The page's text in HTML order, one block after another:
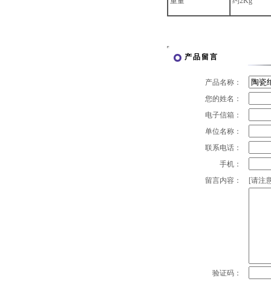
产品留言
产品名称：
您的姓名：
电子信箱：
单位名称：
联系电话：
手机：
留言内容：
[请注
验证码：